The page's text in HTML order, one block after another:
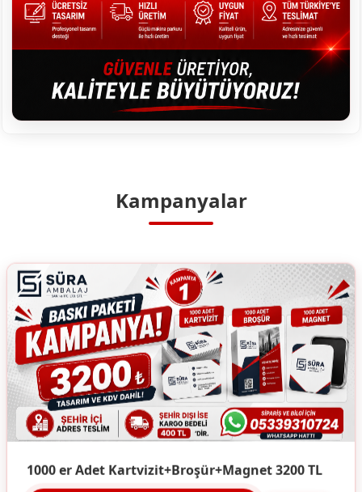
Kampanyalar
1000 er Adet Kartvizit+Broşür+Magnet 3200 TL